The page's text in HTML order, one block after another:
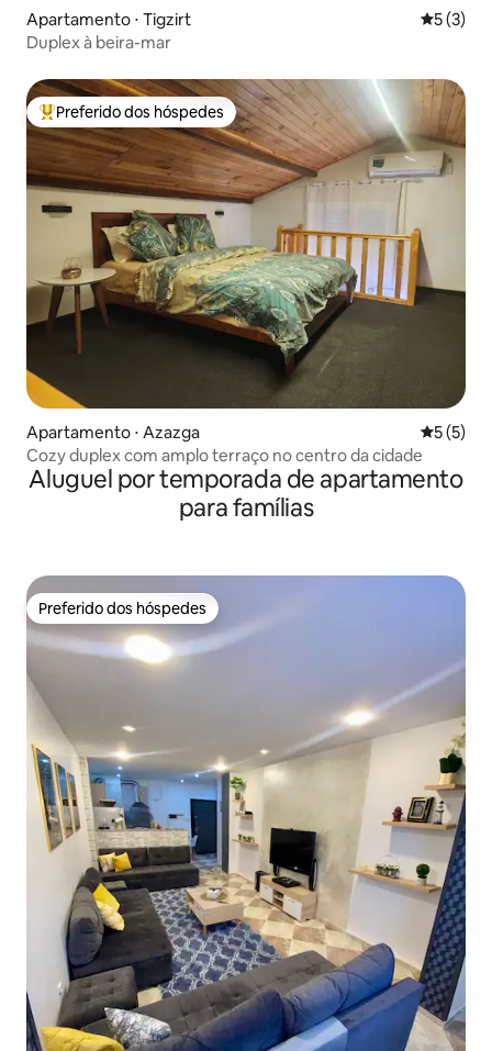
Apartamento ⋅ Tigzirt 5 de
5 (3)
Duplex à beira-mar
Entre os melhores preferidos dos hóspedes
Preferido dos hóspedes
Apartamento ⋅ Azazga 5 de
5 (5)
Cozy duplex com amplo terraço no centro da cidade
Aluguel por temporada de apartamento
para famílias
Preferido dos hóspedes
Preferido dos hóspedes